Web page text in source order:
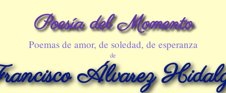
Poesía del Momento
Poemas de amor, de soledad, de esperanza
de
Álvarez